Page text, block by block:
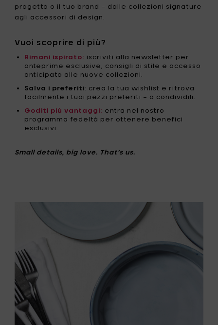
progetto o il tuo brand – dalle collezioni signature
agli accessori di design.
Vuoi scoprire di più?
Rimani ispirato: iscriviti alla newsletter per
anteprime esclusive, consigli di stile e accesso
anticipato alle nuove collezioni.
Salva i preferiti: crea la tua wishlist e ritrova
facilmente i tuoi pezzi preferiti – o condividili.
Goditi più vantaggi: entra nel nostro
programma fedeltà per ottenere benefici
esclusivi.
Small details, big love. That’s us.